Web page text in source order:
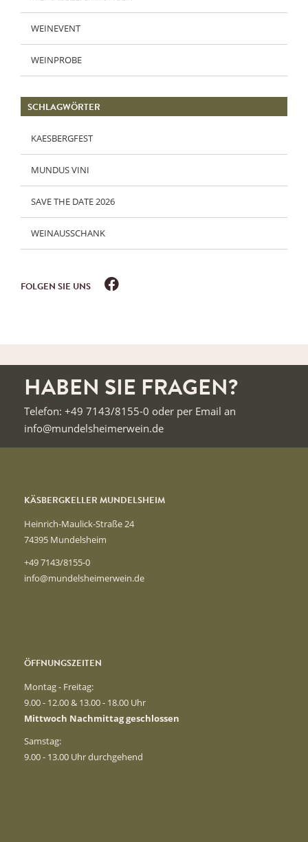
WEINEVENT
WEINPROBE
SCHLAGWÖRTER
KAESBERGFEST
MUNDUS VINI
SAVE THE DATE 2026
WEINAUSSCHANK
FOLGEN SIE UNS
HABEN SIE FRAGEN?
Telefon: +49 7143/8155-0 oder per Email an
info@mundelsheimerwein.de
KÄSBERGKELLER MUNDELSHEIM
Heinrich-Maulick-Straße 24
74395 Mundelsheim
+49 7143/8155-0
info@mundelsheimerwein.de
ÖFFNUNGSZEITEN
Montag - Freitag:
9.00 - 12.00 & 13.00 - 18.00 Uhr
Mittwoch Nachmittag geschlossen
Samstag:
9.00 - 13.00 Uhr durchgehend